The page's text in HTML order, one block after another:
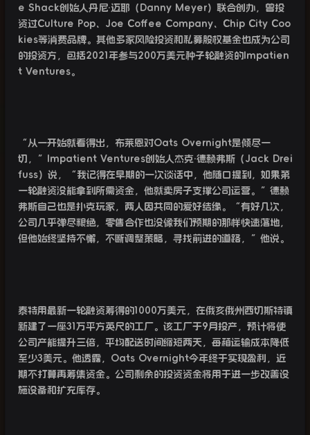
e Shack创始人丹尼·迈耶（ Danny Meyer）联合创办，曾投
资过Culture Pop、 Joe Coffee Company、
Chip City Coo
kies等消费品牌。其他多家风险投资和私募股权基金也成为公司
的投资方，包括2021 年参与200万美元种子轮融资的Impatien
t Ventures。
“ 从一开始就看得出，布莱恩对Oats Overnight是倾尽一
切，”
Impatient Ventures创始人杰克·德赖弗斯（ Jack Drei
fuss）说，“我记得在早期的一次谈话中，他随口提到，如果第
一轮融资没能拿到所需资金，他就卖房子支撑公司运营。”德赖
弗斯自己也是扑克玩家，两人因共同的爱好结缘。“有好几次，
公司几乎弹尽粮绝，零售合作也没像我们预期的那样快速落地，
但他始终坚持不懈，不断调整策略，寻找前进的道路，”他说。
泰特用最新一轮融资筹得的1000万美元，在俄亥俄州西切斯特镇
新建了一座31万平方英尺的工厂。该工厂于9 月投产，预计将使
公司产能提升三倍，平均配送时间缩短两天，每箱运输成本降低
至少3美元。他透露， Oats Overnight今年终于实现盈利，近
期不打算再筹集资金。公司剩余的投资资金将用于进一步改善设
施设备和扩充库存。